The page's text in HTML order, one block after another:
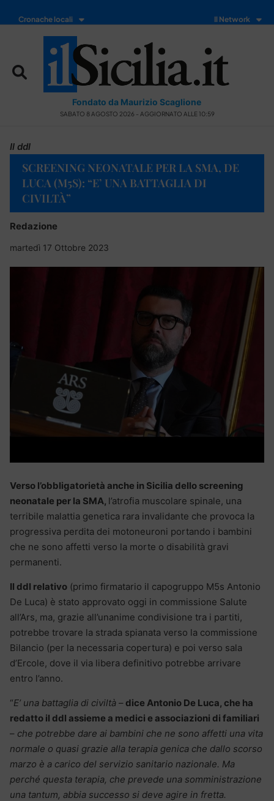
Cronache locali Il Network
Fondato da Maurizio Scaglione
SABATO 8 AGOSTO 2026 - AGGIORNATO ALLE 10:59
Il ddl
SCREENING NEONATALE PER LA SMA, DE
LUCA (M5S): “E’ UNA BATTAGLIA DI
CIVILTÀ”
Redazione
martedì 17 Ottobre 2023
Verso l’obbligatorietà anche in Sicilia dello screening
neonatale per la SMA, l’atrofia muscolare spinale, una
terribile malattia genetica rara invalidante che provoca la
progressiva perdita dei motoneuroni portando i bambini
che ne sono affetti verso la morte o disabilità gravi
permanenti.
Il ddl relativo (primo firmatario il capogruppo M5s Antonio
De Luca) è stato approvato oggi in commissione Salute
all’Ars, ma, grazie all’unanime condivisione tra i partiti,
potrebbe trovare la strada spianata verso la commissione
Bilancio (per la necessaria copertura) e poi verso sala
d’Ercole, dove il via libera definitivo potrebbe arrivare
entro l’anno.
“E’ una battaglia di civiltà – dice Antonio De Luca, che ha
redatto il ddl assieme a medici e associazioni di familiari
– che potrebbe dare ai bambini che ne sono affetti una vita
normale o quasi grazie alla terapia genica che dallo scorso
marzo è a carico del servizio sanitario nazionale. Ma
perché questa terapia, che prevede una somministrazione
una tantum, abbia successo si deve agire in fretta.